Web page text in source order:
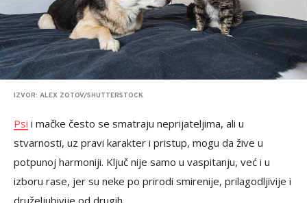
IZVOR: ALEX ZOTOV/SHUTTERSTOCK
Psi i mačke često se smatraju neprijateljima, ali u
stvarnosti, uz pravi karakter i pristup, mogu da žive u
potpunoj harmoniji. Ključ nije samo u vaspitanju, već i u
izboru rase, jer su neke po prirodi smirenije, prilagodljivije i